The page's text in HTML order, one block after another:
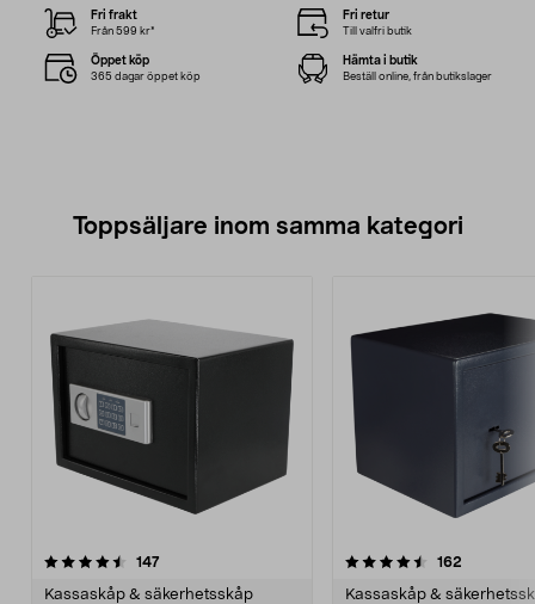
Fri frakt
Från 599 kr*
Fri retur
Till valfri butik
Öppet köp
365 dagar öppet köp
Hämta i butik
Beställ online, från butikslager
Toppsäljare inom samma kategori
147recensioner
Kassaskåp & säkerhetsskåp
4.5 av 5 stjärnor 162
Kassaskåp &
4.5 av 5 stjärnor